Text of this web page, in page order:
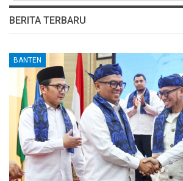
BERITA TERBARU
BANTEN